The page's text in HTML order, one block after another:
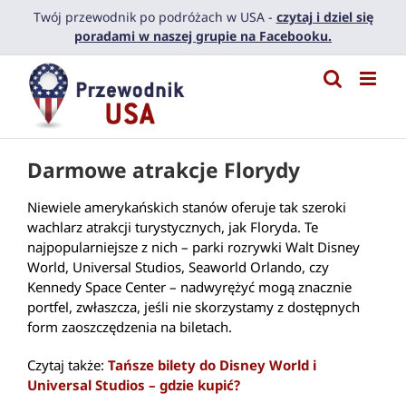
PrzejdźTwój przewodnik po podróżach w USA - czytaj i dziel się
poradami w naszej grupie na Facebooku.
Darmowe atrakcje Florydy
Niewiele amerykańskich stanów oferuje tak szeroki
wachlarz atrakcji turystycznych, jak Floryda. Te
najpopularniejsze z nich – parki rozrywki Walt Disney
World, Universal Studios, Seaworld Orlando, czy
Kennedy Space Center – nadwyrężyć mogą znacznie
portfel, zwłaszcza, jeśli nie skorzystamy z dostępnych
form zaoszczędzenia na biletach.
Czytaj także: Tańsze bilety do Disney World i
Universal Studios – gdzie kupić?